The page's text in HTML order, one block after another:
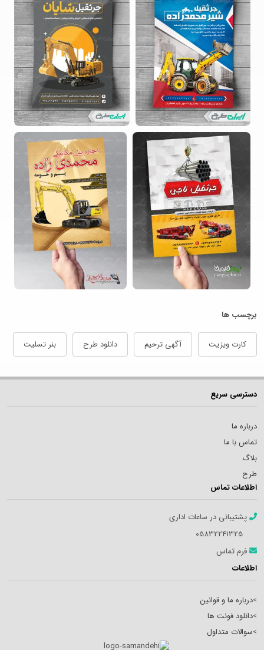
برچسب ها
کارت ویزیت آگهی ترحیم دانلود طرح بنر تسلیت
دسترسی سریع
درباره ما
تماس با ما
بلاگ
طرح
اطلاعات تماس
پشتیبانی در ساعات اداری
05832241325
فرم تماس
اطلاعات
>درباره ما و قوانین
>دانلود فونت ها
>سوالات متداول